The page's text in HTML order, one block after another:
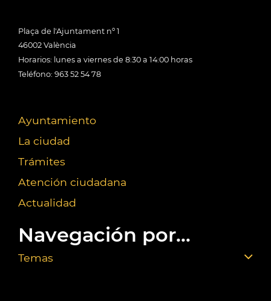
Plaça de l'Ajuntament nº 1
46002 València
Horarios: lunes a viernes de 8:30 a 14:00 horas
Teléfono: 963 52 54 78
Ayuntamiento
La ciudad
Trámites
Atención ciudadana
Actualidad
Navegación por...
Temas